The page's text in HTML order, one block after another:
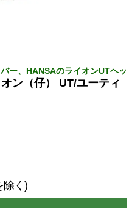
ー、HANSAのライオンUTヘッ
ン（仔） UT/ユーティ
除く)